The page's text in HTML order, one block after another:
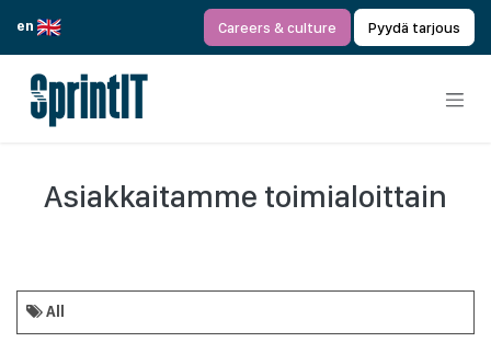
en
Careers & culture Pyydä tarjous
Asiakkaitamme toimialoittain
All